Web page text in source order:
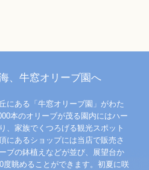
、牛窓オリーブ園へ
にある「牛窓オリーブ園」がわた
本のオリーブが茂る園内にはハー
、家族でくつろげる観光スポット
にあるショップには当店で販売さ
ブの鉢植えなどが並び、展望台か
度眺めることができます。初夏に咲